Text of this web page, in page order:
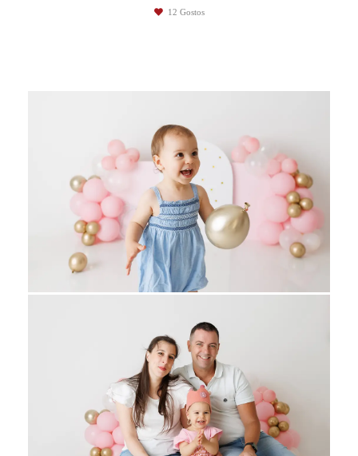
12 Gostos